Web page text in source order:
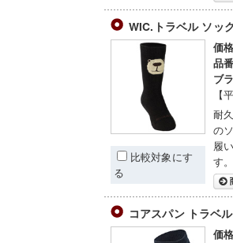
WIC.トラベル ソッ
比較対象にす
る
価格
品番
ブ
【
耐
の
履
す。
コアスパン トラベ
価格